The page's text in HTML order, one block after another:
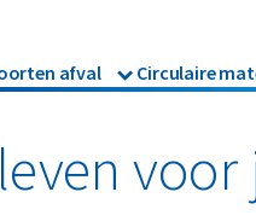
Afzetcontainers
Ondergrondse containers
afval
Glas
Circulaire
Mineralen